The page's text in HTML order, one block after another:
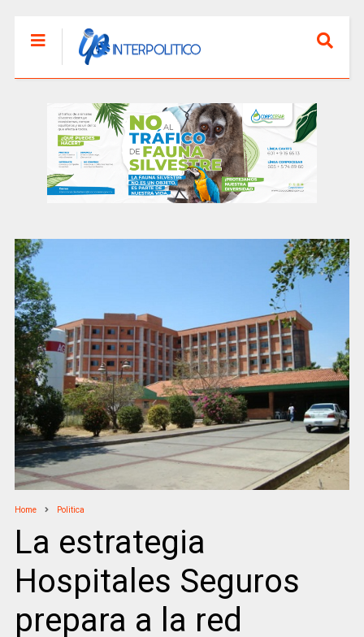
Home Politica
La estrategia
Hospitales Seguros
prepara a la red